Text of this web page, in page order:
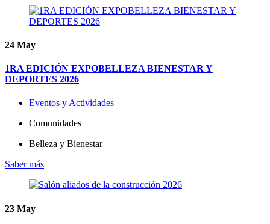
24 May
1RA EDICIÓN EXPOBELLEZA BIENESTAR Y
DEPORTES 2026
Eventos y Actividades
Comunidades
Belleza y Bienestar
Saber más
23 May